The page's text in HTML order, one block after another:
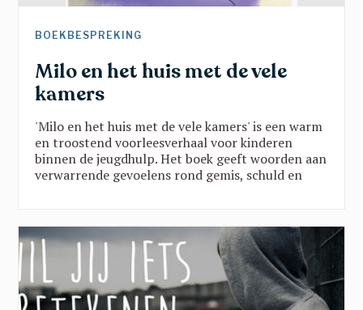
BOEKBESPREKING
Milo en het huis met de vele
kamers
'Milo en het huis met de vele kamers' is een warm
en troostend voorleesverhaal voor kinderen
binnen de jeugdhulp. Het boek geeft woorden aan
verwarrende gevoelens rond gemis, schuld en
Een verhaal dat kinderen helpt groeien in rust,
veiligheid en vertrouwen en dat toont dat ze er
nooit alleen voor staan.